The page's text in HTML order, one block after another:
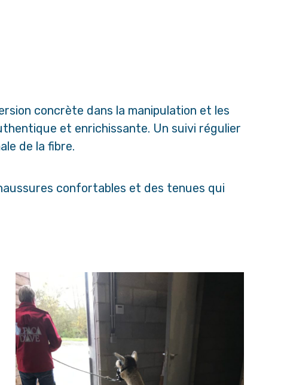
concrète dans la manipulation et les
et enrichissante. Un suivi régulier
de la fibre.
confortables et des tenues qui